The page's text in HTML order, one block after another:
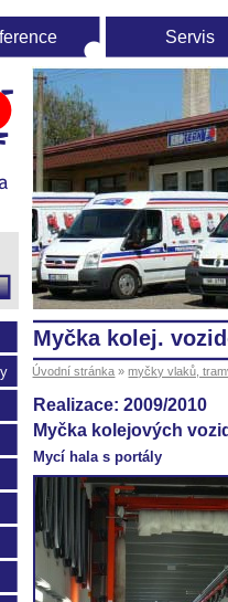
Úvodní
stránka
Myčka kolej.
Realizace: 2009/2010
Myčka kolejových
Mycí hala s portály
Servis
Úvodní stránka »myčky vlaků,